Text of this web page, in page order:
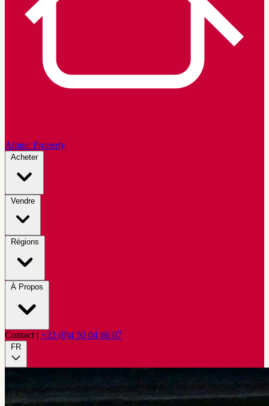
Alpine Property
Acheter
Vendre
Régions
À Propos
Contact | +33 (0)4 50 04 86 07
FR